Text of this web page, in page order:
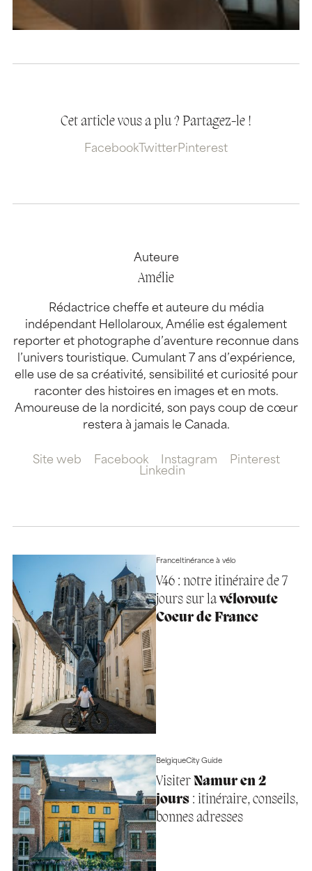
Cet article vous a plu ? Partagez-le !
Facebook TwitterPinterest
Auteure
Amélie
Rédactrice cheffe et auteure du média
indépendant Hellolaroux, Amélie est également
reporter et photographe d’aventure reconnue dans
l’univers touristique. Cumulant 7 ans d’expérience,
elle use de sa créativité, sensibilité et curiosité pour
raconter des histoires en images et en mots.
Amoureuse de la nordicité, son pays coup de cœur
restera à jamais le Canada.
Site web Facebook Instagram
Pinterest
Linkedin
FranceItinérance à vélo
V46 : notre itinéraire de 7
jours sur lavéloroute
Coeur de France
BelgiqueCity Guide
Visiter Namur en 2
jours: itinéraire, conseils,
bonnes adresses